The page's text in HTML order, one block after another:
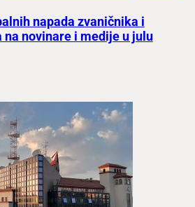
napada zvaničnika i
na novinare i medije u julu